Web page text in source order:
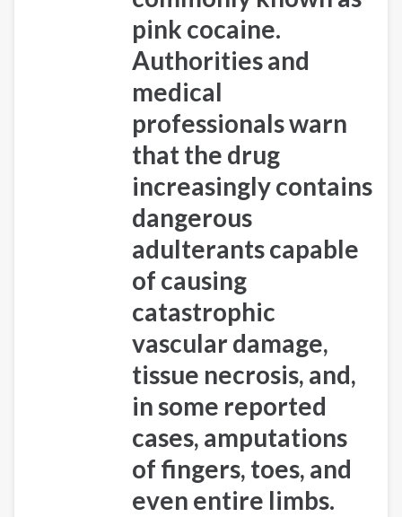
pink cocaine.
Authorities and
medical
professionals warn
that the drug
increasingly contains
dangerous
adulterants capable
of causing
catastrophic
vascular damage,
tissue necrosis, and,
in some reported
cases, amputations
of fingers, toes, and
even entire limbs.